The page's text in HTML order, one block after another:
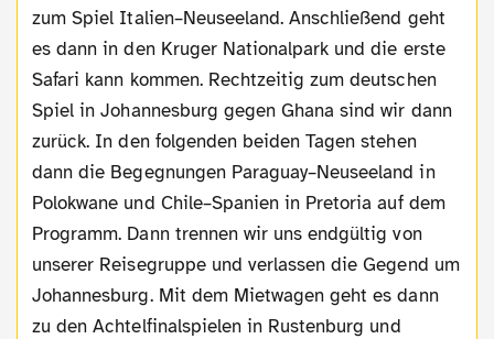
zum Spiel Italien–Neuseeland. Anschließend geht
es dann in den Kruger Nationalpark und die erste
Safari kann kommen. Rechtzeitig zum deutschen
Spiel in Johannesburg gegen Ghana sind wir dann
zurück. In den folgenden beiden Tagen stehen
dann die Begegnungen Paraguay–Neuseeland in
Polokwane und Chile–Spanien in Pretoria auf dem
Programm. Dann trennen wir uns endgültig von
unserer Reisegruppe und verlassen die Gegend um
Johannesburg. Mit dem Mietwagen geht es dann
zu den Achtelfinalspielen in Rustenburg und